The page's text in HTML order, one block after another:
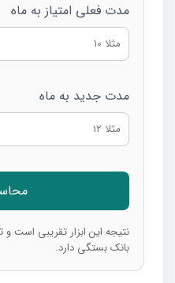
مدت فعلی امتیاز به ماه
مدت جدید به ماه
نتیجه این ابزار تقریبی است و
بانک بستگی دارد.